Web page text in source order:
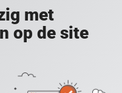
met
op de site